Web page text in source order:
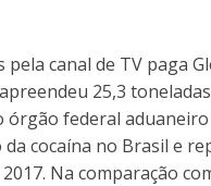
canal de TV paga
25,3
órgão federal
cocaína no Brasil e
Na comparação